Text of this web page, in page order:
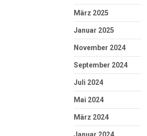
März 2025
Januar 2025
November 2024
September 2024
Juli 2024
Mai 2024
März 2024